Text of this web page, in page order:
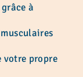
à
votre propre